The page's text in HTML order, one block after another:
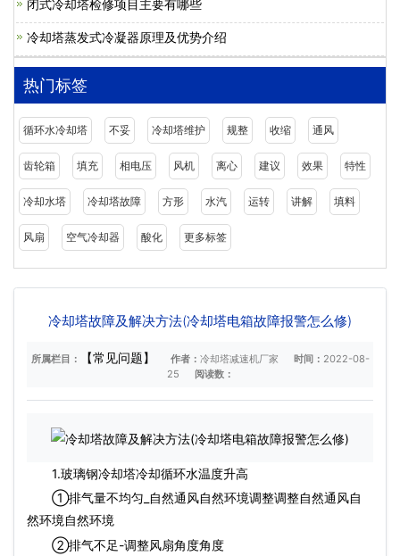
闭式冷却塔检修项目主要有哪些
冷却塔蒸发式冷凝器原理及优势介绍
热门标签
循环水冷却塔 不妥 冷却塔维护 规整 收缩 通风
齿轮箱 填充 相电压 风机 离心 建议 效果 特性
冷却水塔 冷却塔故障 方形 水汽 运转 讲解 填料
风扇 空气冷却器 酸化 更多标签
冷却塔故障及解决方法(冷却塔电箱故障报警怎么修)
所属栏目： 【常见问题】 作者： 冷却塔减速机厂家 时间： 2022-08-
25
阅读数：
1.玻璃钢冷却塔冷却循环水温度升高
①排气量不均匀_自然通风自然环境调整调整自然通风自
然环境自然环境
②排气不足-调整风扇角度角度